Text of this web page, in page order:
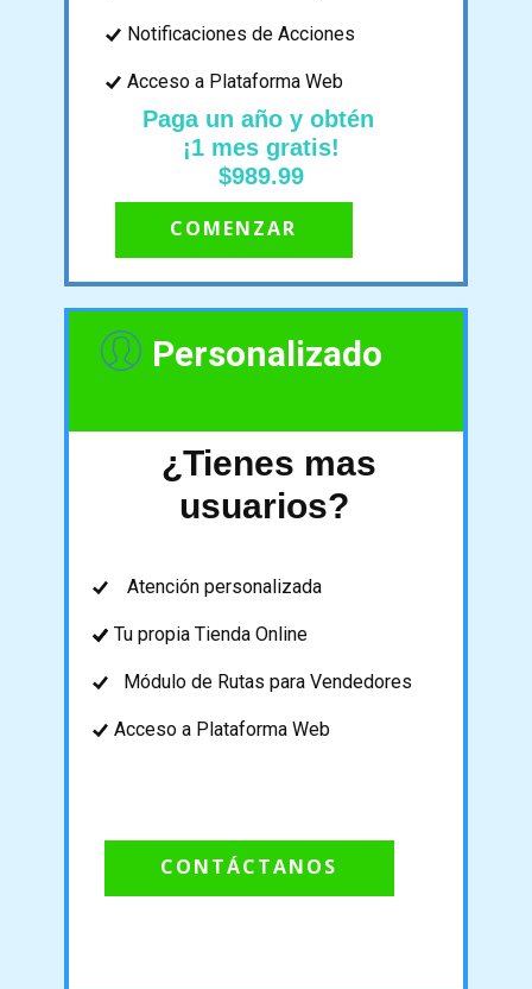
Notificaciones de Acciones
Acceso a Plataforma Web
COMENZAR
Paga un año y obtén
¡1 mes gratis!
$989.99
Personalizado
¿Tienes mas
usuarios?
Atención personalizada
Tu propia Tienda Online
Módulo de Rutas para Vendedores
Acceso a Plataforma Web
CONTÁCTANOS